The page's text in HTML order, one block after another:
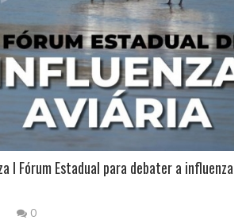
I Fórum Estadual para debater a influenza
0